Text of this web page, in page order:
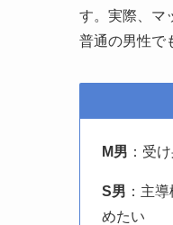
す。実際、マ
普通の男性で
M男 ：受
S男 ：主
めたい